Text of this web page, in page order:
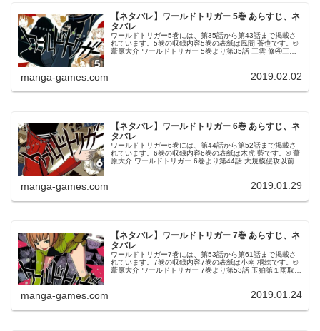
【ネタバレ】ワールドトリガー 5巻 あらすじ、ネ
タバレ
ワールドトリガー5巻には、第35話から第43話まで掲載さ
れています。5巻の収録内容5巻の表紙は風間 蒼也です。©
葦原大介 ワールドトリガー 5巻より第35話 三雲 修④三雲
manga-games.com 2019.02.02
【ネタバレ】ワールドトリガー 6巻 あらすじ、ネ
タバレ
ワールドトリガー6巻には、第44話から第52話まで掲載さ
れています。6巻の収録内容6巻の表紙は木虎 藍です。© 葦
原大介 ワールドトリガー 6巻より第44話 大規模侵攻以前か
manga-games.com 2019.01.29
【ネタバレ】ワールドトリガー 7巻 あらすじ、ネ
タバレ
ワールドトリガー7巻には、第53話から第61話まで掲載さ
れています。7巻の収録内容7巻の表紙は小南 桐絵です。©
葦原大介 ワールドトリガー 7巻より第53話 玉狛第１雨取千
manga-games.com 2019.01.24